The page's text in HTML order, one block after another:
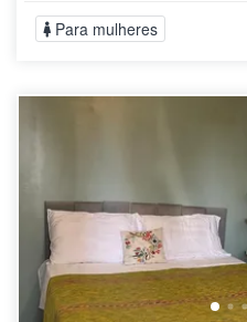
Para mulheres